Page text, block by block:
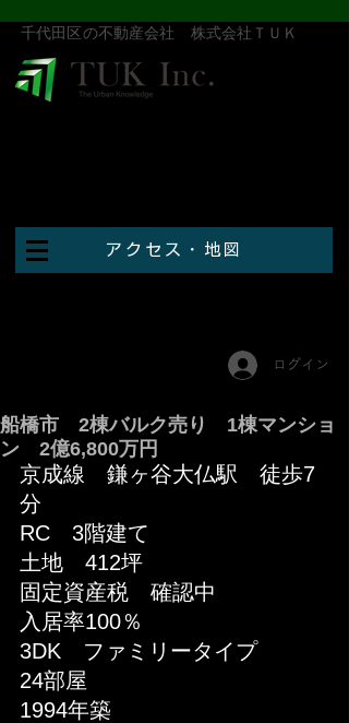
​千代田区の不動産会社 株式会社ＴＵＫ
アクセス・地図
ログイン
船橋市 2棟バルク売り 1棟マンショ
ン 2億6,800万円
京成線　鎌ヶ谷大仏駅　徒歩7
分
RC　3階建て
土地　412坪
固定資産税　確認中
入居率100％
3DK　ファミリータイプ
​24部屋
1994年築